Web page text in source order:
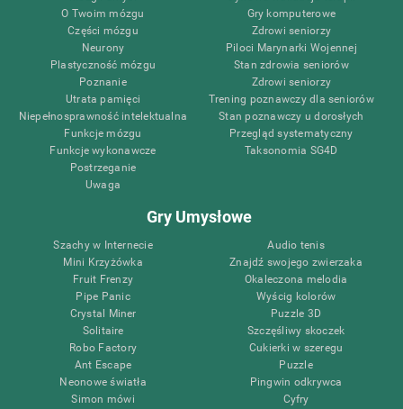
O Twoim mózgu
Części mózgu
Neurony
Plastyczność mózgu
Poznanie
Utrata pamięci
Niepełnosprawność intelektualna
Funkcje mózgu
Funkcje wykonawcze
Postrzeganie
Uwaga
Gry komputerowe
Zdrowi seniorzy
Piloci Marynarki Wojennej
Stan zdrowia seniorów
Zdrowi seniorzy
Trening poznawczy dla seniorów
Stan poznawczy u dorosłych
Przegląd systematyczny
Taksonomia SG4D
Gry Umysłowe
Szachy w Internecie
Mini Krzyżówka
Fruit Frenzy
Pipe Panic
Crystal Miner
Solitaire
Robo Factory
Ant Escape
Neonowe światła
Simon mówi
Audio tenis
Znajdź swojego zwierzaka
Okaleczona melodia
Wyścig kolorów
Puzzle 3D
Szczęśliwy skoczek
Cukierki w szeregu
Puzzle
Pingwin odkrywca
Cyfry